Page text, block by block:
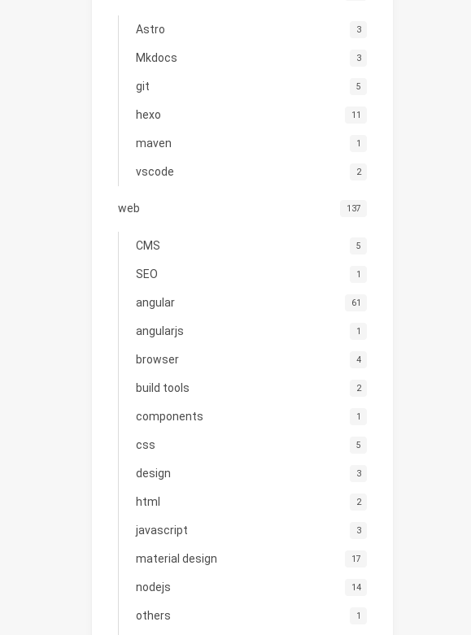
Astro 3
Mkdocs 3
git 5
hexo 11
maven 1
vscode 2
web 137
CMS 5
SEO 1
angular 61
angularjs 1
browser 4
build tools 2
components 1
css 5
design 3
html 2
javascript 3
material design 17
nodejs 14
others 1